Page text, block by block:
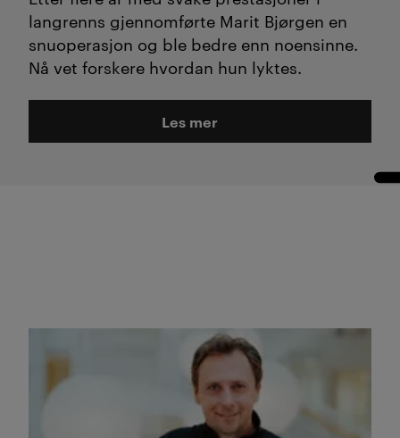
langrenns gjennomførte Marit Bjørgen en
snuoperasjon og ble bedre enn noensinne.
Nå vet forskere hvordan hun lyktes.
Les mer